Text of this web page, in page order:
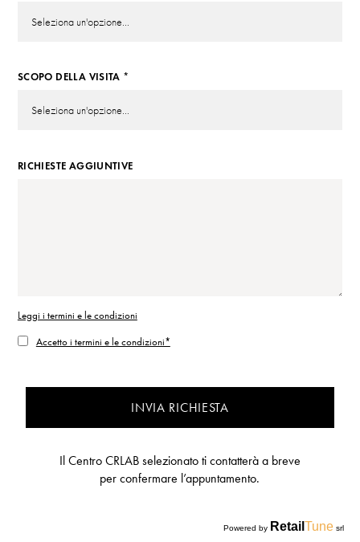
SCOPO DELLA VISITA *
RICHIESTE AGGIUNTIVE
Leggi i termini e le condizioni
Accetto i termini e le condizioni*
INVIA RICHIESTA
Il Centro CRLAB selezionato ti contatterà a breve
per confermare l’appuntamento.
Powered by Retail Tune srl